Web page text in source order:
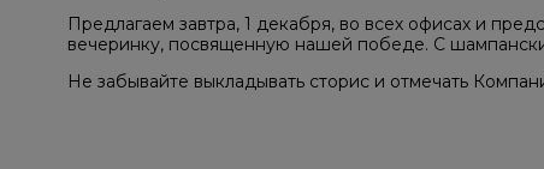
Предлагаем завтра, 1 декабря, во всех офисах и
вечеринку, посвященную нашей победе. С
Не забывайте выкладывать сторис и отмечать